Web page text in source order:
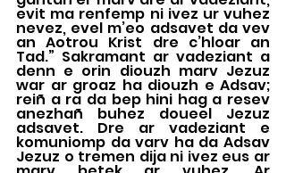
evit ma renfemp ni ivez ur vuhez
nevez, evel m’eo adsavet da vev
an Aotrou Krist dre c’hloar an
Tad.” Sakramant ar vadeziant a
denn e orin diouzh marv Jezuz
war ar groaz ha diouzh e Adsav;
reiñ a ra da bep hini hag a resev
anezhañ buhez doueel Jezuz
adsavet. Dre ar vadeziant e
komuniomp da varv ha da Adsav
Jezuz o tremen dija ni ivez eus ar